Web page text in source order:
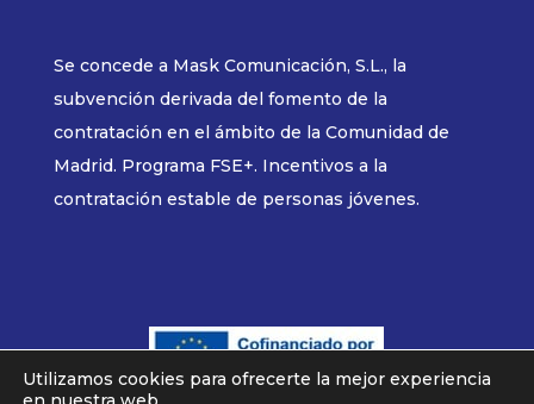
Se concede a Mask Comunicación, S.L., la
subvención derivada del fomento de la
contratación en el ámbito de la Comunidad de
Madrid. Programa FSE+. Incentivos a la
contratación estable de personas jóvenes.
Utilizamos cookies para ofrecerte la mejor experiencia